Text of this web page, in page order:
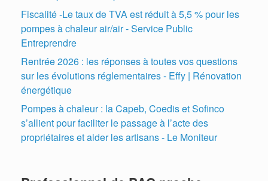
Fiscalité -Le taux de TVA est réduit à 5,5 % pour les
pompes à chaleur air/air - Service Public
Entreprendre
Rentrée 2026 : les réponses à toutes vos questions
sur les évolutions réglementaires - Effy | Rénovation
énergétique
Pompes à chaleur : la Capeb, Coedis et Sofinco
s’allient pour faciliter le passage à l’acte des
propriétaires et aider les artisans - Le Moniteur